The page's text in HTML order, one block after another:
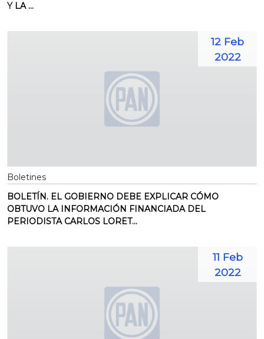
Y LA ...
12 Feb
2022
Boletines
BOLETÍN. EL GOBIERNO DEBE EXPLICAR CÓMO
OBTUVO LA INFORMACIÓN FINANCIADA DEL
PERIODISTA CARLOS LORET...
11 Feb
2022